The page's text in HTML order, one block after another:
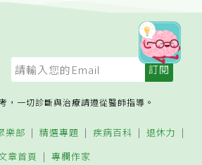
，一切診斷與治療請遵從醫師指導。
樂部 精選專題 疾病百科
退休力
章首頁
專欄作家